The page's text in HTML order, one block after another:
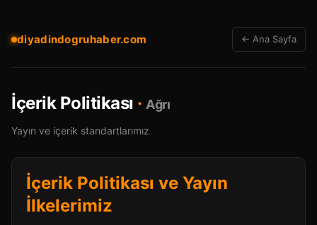
diyadindogruhaber.com ← Ana Sayfa
İçerik Politikası · Ağrı
Yayın ve içerik standartlarımız
İçerik Politikası ve Yayın
İlkelerimiz